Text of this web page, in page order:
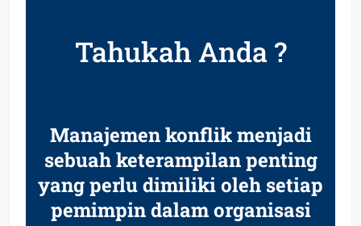
Tahukah Anda ?
Manajemen konflik menjadi
sebuah keterampilan penting
yang perlu dimiliki oleh setiap
pemimpin dalam organisasi